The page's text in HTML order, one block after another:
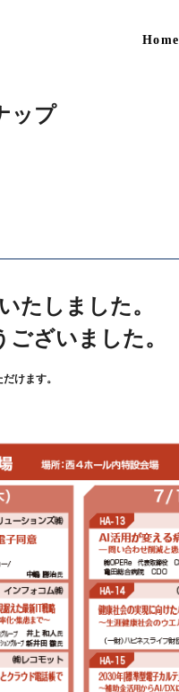
Home
ップ
たしました。
ざいました。
けます。